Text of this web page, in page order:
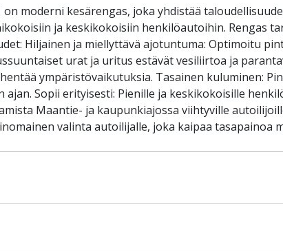
moderni kesärengas, joka yhdistää
ja keskikokoisiin henkilöautoihin. Rengas
Hiljainen ja miellyttävä ajotuntuma: Optimoitu
urat ja uritus estävät vesiliirtoa ja
ympäristövaikutuksia. Tasainen kuluminen:
Sopii erityisesti: Pienille ja keskikokoisille
Maantie- ja kaupunkiajossa viihtyville
valinta autoilijalle, joka kaipaa tasapainoa